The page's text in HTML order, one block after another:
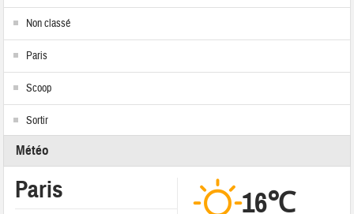
Non classé
Paris
Scoop
Sortir
Météo
Paris 16℃